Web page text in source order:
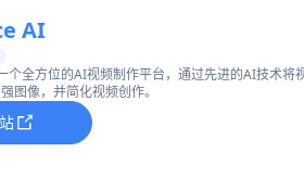
AI
个全方位的AI视频制作平台，通过先进的AI技术将
图像，并简化视频创作。